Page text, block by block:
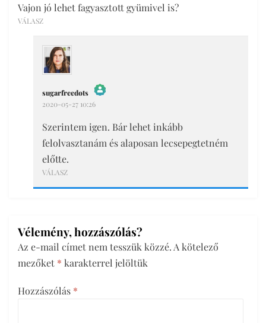
Vajon jó lehet fagyasztott gyümivel is?
VÁLASZ
sugarfreedots
The Real Person Badge!
2020-05-27 10:26
Szerintem igen. Bár lehet inkább
felolvasztanám és alaposan lecsepegtetném
előtte.
VÁLASZ
Vélemény, hozzászólás?
Az e-mail címet nem tesszük közzé. A kötelező
mezőket * karakterrel jelöltük
Hozzászólás *